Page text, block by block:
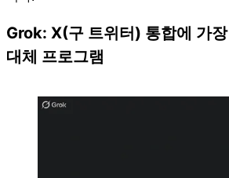
Grok: X(구 트위터) 통합에 가
대체 프로그램